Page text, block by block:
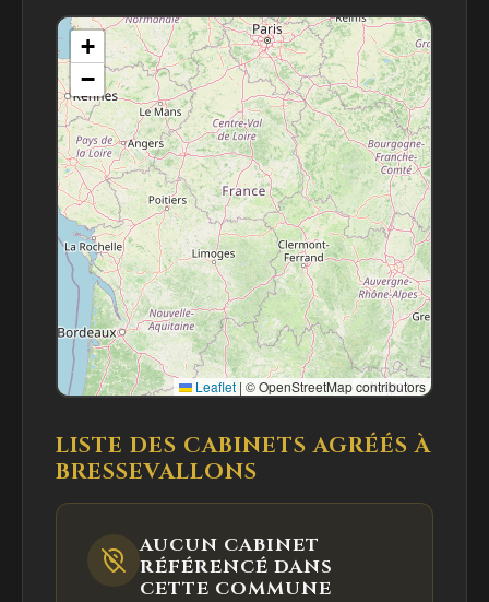
+
−
Leaflet | © OpenStreetMap contributors
LISTE DES CABINETS AGRÉÉS À
BRESSEVALLONS
AUCUN CABINET
RÉFÉRENCÉ DANS
CETTE COMMUNE